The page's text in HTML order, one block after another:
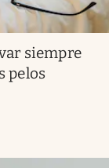
siempre
pelos